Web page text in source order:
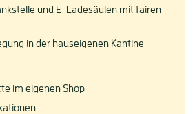
und E-Ladesäulen mit fairen
in der hauseigenen Kantine
im eigenen Shop